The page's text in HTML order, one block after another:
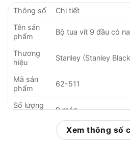
Thông số
Chi tiết
Tên sản
phẩm
Bộ tua vít 9 đầu có
Thương
hiệu
Stanley (Stanley
Mã sản
phẩm
62-511
Số lượng
9 món
– 3 tua vít dẹp: 1/8
Xem thông số